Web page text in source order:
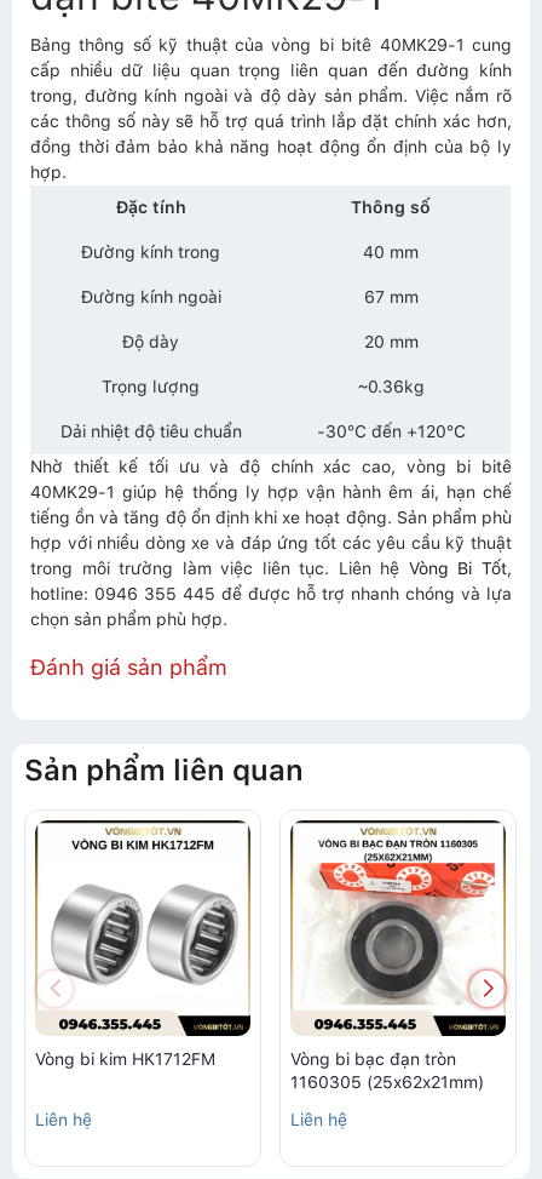
Bảng thông số kỹ thuật của vòng bi bitê 40MK29-1 cung
cấp nhiều dữ liệu quan trọng liên quan đến đường kính
trong, đường kính ngoài và độ dày sản phẩm. Việc nắm rõ
các thông số này sẽ hỗ trợ quá trình lắp đặt chính xác hơn,
đồng thời đảm bảo khả năng hoạt động ổn định của bộ ly
hợp.
Đặc tính
Thông số
Đường kính trong 40 mm
Đường kính ngoài 67 mm
Độ dày 20 mm
Trọng lượng ~0.36kg
Dải nhiệt độ tiêu chuẩn
-30°C đến +120°C
Nhờ thiết kế tối ưu và độ chính xác cao, vòng bi bitê
40MK29-1 giúp hệ thống ly hợp vận hành êm ái, hạn chế
tiếng ồn và tăng độ ổn định khi xe hoạt động. Sản phẩm phù
hợp với nhiều dòng xe và đáp ứng tốt các yêu cầu kỹ thuật
trong môi trường làm việc liên tục. Liên hệ Vòng Bi Tốt,
hotline: 0946 355 445 để được hỗ trợ nhanh chóng và lựa
chọn sản phẩm phù hợp.
Đánh giá sản phẩm
Sản phẩm liên quan
Vòng bi kim HK1712FM
Liên hệ
Vòng bi bạc đạn tròn
1160305 (25x62x21mm)
Liên hệ